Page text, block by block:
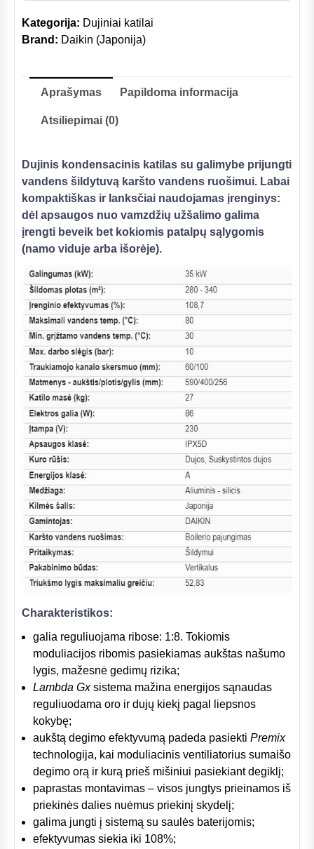
Kategorija: Dujiniai katilai
Brand: Daikin (Japonija)
Aprašymas Papildoma informacija
Atsiliepimai (0)
Dujinis kondensacinis katilas su galimybe prijungti
vandens šildytuvą karšto vandens ruošimui. Labai
kompaktiškas ir lanksčiai naudojamas įrenginys:
dėl apsaugos nuo vamzdžių užšalimo galima
įrengti beveik bet kokiomis patalpų sąlygomis
(namo viduje arba išorėje).
Charakteristikos:
galia reguliuojama ribose: 1:8. Tokiomis
moduliacijos ribomis pasiekiamas aukštas našumo
lygis, mažesnė gedimų rizika;
Lambda Gxsistema mažina energijos sąnaudas
reguliuodama oro ir dujų kiekį pagal liepsnos
kokybę;
aukštą degimo efektyvumą padeda pasiekti Premix
technologija, kai moduliacinis ventiliatorius sumaišo
degimo orą ir kurą prieš mišiniui pasiekiant degiklį;
paprastas montavimas – visos jungtys prieinamos iš
priekinės dalies nuėmus priekinį skydelį;
galima jungti į sistemą su saulės baterijomis;
efektyvumas siekia iki 108%;